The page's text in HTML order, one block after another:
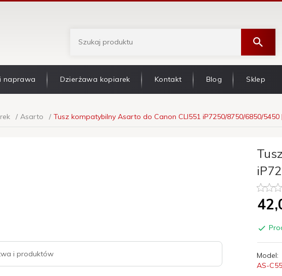
naprawa Dzierżawa kopiarek Kontakt Blog Sklep
Asarto Tusz kompatybilny Asarto do Canon CLI551 iP7250/8750/6850/5450
i produktów
42,
Model:
AS-